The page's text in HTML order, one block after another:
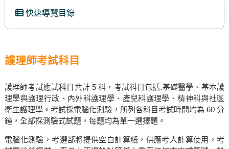
快速導覽目錄
護理師考試科目
護理師考試應試科目共計 5 科，考試科目包括.基礎醫學、基本護
理學與護理行政、內外科護理學、產兒科護理學、精神科與社區
衛生護理學。考試採電腦化測驗，所列各科目考試時間均為 60 分
鐘，全部採測驗式試題，每題均為單一選擇題。
電腦化測驗，考選部將提供空白計算紙，供應考人計算使用，考